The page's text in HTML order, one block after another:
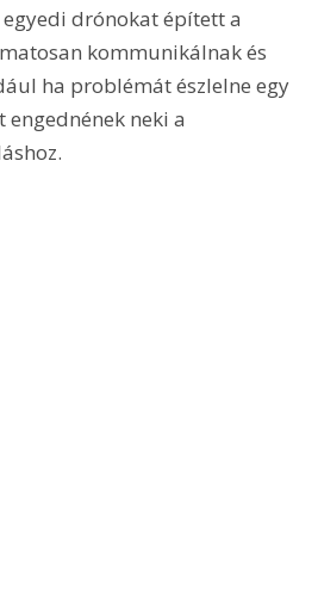
drónokat épített a
kommunikálnak és
ha problémát észlelne egy
neki a